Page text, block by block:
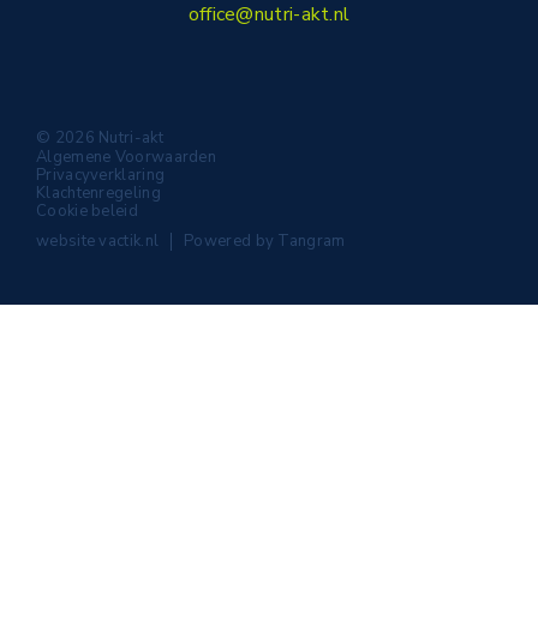
office@nutri-akt.nl
© 2026 Nutri-akt
Algemene Voorwaarden
Privacyverklaring
Klachtenregeling
Cookie beleid
websitevactik.nl Powered by Tangram